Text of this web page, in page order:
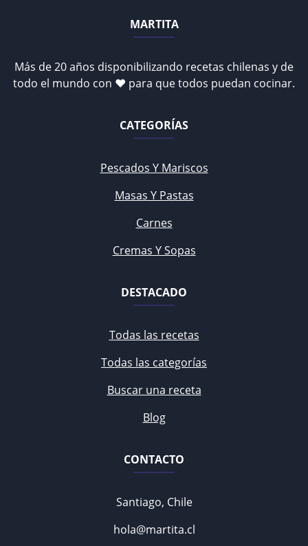
MARTITA
Más de 20 años disponibilizando recetas chilenas y de
todo el mundo con ♥ para que todos puedan cocinar.
CATEGORÍAS
Pescados Y Mariscos
Masas Y Pastas
Carnes
Cremas Y Sopas
DESTACADO
Todas las recetas
Todas las categorías
Buscar una receta
Blog
CONTACTO
Santiago, Chile
hola@martita.cl